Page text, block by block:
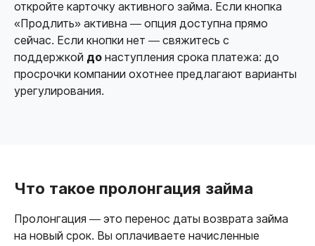
откройте карточку активного займа. Если кнопка
«Продлить» активна — опция доступна прямо
сейчас. Если кнопки нет — свяжитесь с
поддержкой до наступления срока платежа: до
просрочки компании охотнее предлагают варианты
урегулирования.
Что такое пролонгация займа
Пролонгация — это перенос даты возврата займа
на новый срок. Вы оплачиваете начисленные